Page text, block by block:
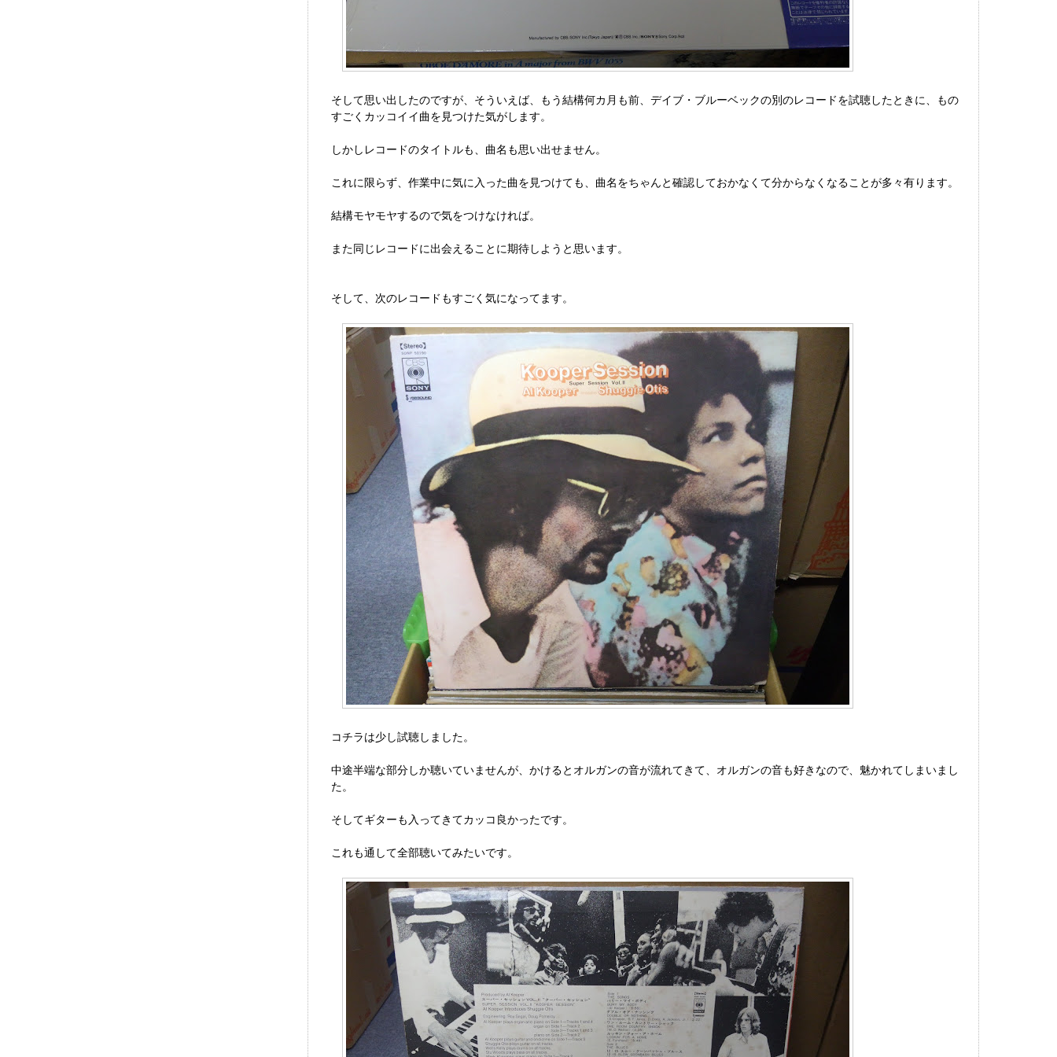
そして思い出したのですが、そういえば、もう結構何カ月も前、デイブ・ブルーベックの別のレコードを試聴したときに、もの
すごくカッコイイ曲を見つけた気がします。
しかしレコードのタイトルも、曲名も思い出せません。
これに限らず、作業中に気に入った曲を見つけても、曲名をちゃんと確認しておかなくて分からなくなることが多々有ります。
結構モヤモヤするので気をつけなければ。
また同じレコードに出会えることに期待しようと思います。
そして、次のレコードもすごく気になってます。
コチラは少し試聴しました。
中途半端な部分しか聴いていませんが、かけるとオルガンの音が流れてきて、オルガンの音も好きなので、魅かれてしまいまし
た。
そしてギターも入ってきてカッコ良かったです。
これも通して全部聴いてみたいです。